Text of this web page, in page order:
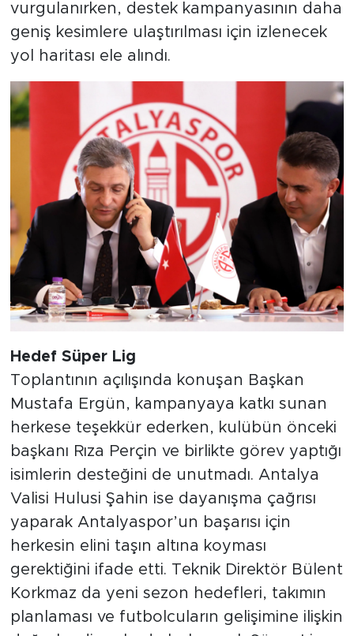
vurgulanırken, destek kampanyasının daha
geniş kesimlere ulaştırılması için izlenecek
yol haritası ele alındı.
Hedef Süper Lig
Toplantının açılışında konuşan Başkan
Mustafa Ergün, kampanyaya katkı sunan
herkese teşekkür ederken, kulübün önceki
başkanı Rıza Perçin ve birlikte görev yaptığı
isimlerin desteğini de unutmadı. Antalya
Valisi Hulusi Şahin ise dayanışma çağrısı
yaparak Antalyaspor’un başarısı için
herkesin elini taşın altına koyması
gerektiğini ifade etti. Teknik Direktör Bülent
Korkmaz da yeni sezon hedefleri, takımın
planlaması ve futbolcuların gelişimine ilişkin